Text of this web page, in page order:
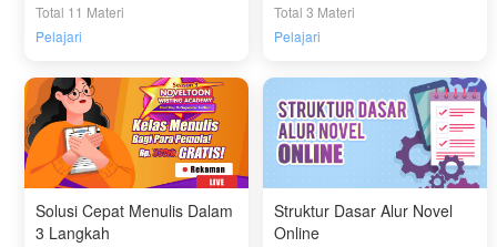
Total 11 Materi
Pelajari
Total 3 Materi
Pelajari
Solusi Cepat Menulis Dalam
3 Langkah
Struktur Dasar Alur Novel
Online